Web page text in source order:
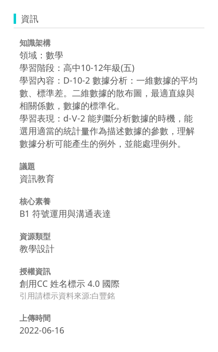
資訊
知識架構
領域：數學
學習階段：高中10-12年級(五)
學習內容：D-10-2 數據分析：一維數據的平均
數、標準差。二維數據的散布圖，最適直線與
相關係數，數據的標準化。
學習表現：d-Ⅴ-2 能判斷分析數據的時機，能
選用適當的統計量作為描述數據的參數，理解
數據分析可能產生的例外，並能處理例外。
議題
資訊教育
核心素養
B1 符號運用與溝通表達
資源類型
教學設計
授權資訊
創用CC 姓名標示 4.0 國際
引用請標示資料來源:白豐銘
上傳時間
2022-06-16